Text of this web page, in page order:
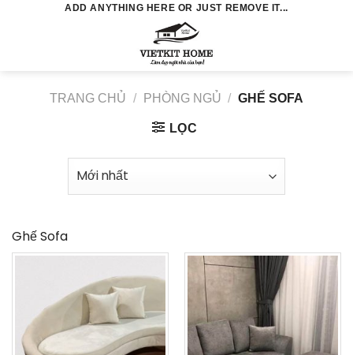
ADD ANYTHING HERE OR JUST REMOVE IT...
TRANG CHỦ / PHÒNG NGỦ / GHẾ SOFA
LỌC
Ghế Sofa